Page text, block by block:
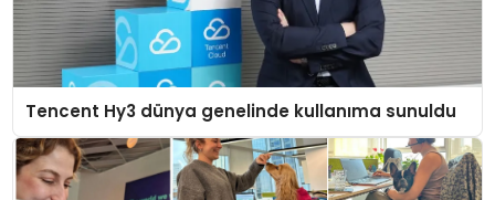
Tencent Hy3 dünya genelinde kullanıma sunuldu